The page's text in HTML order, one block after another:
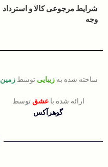
شرایط مرجوعی کالا و استرداد
وجه
ساخته شده به زیبایی توسط زمین
ارائه شده باعشق توسط
گوهرآکس